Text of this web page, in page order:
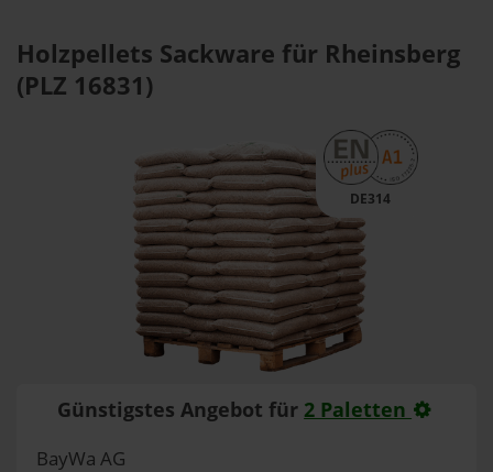
Holzpellets Sackware für Rheinsberg
(PLZ 16831)
DE314
Günstigstes Angebot für 2 Paletten
BayWa AG